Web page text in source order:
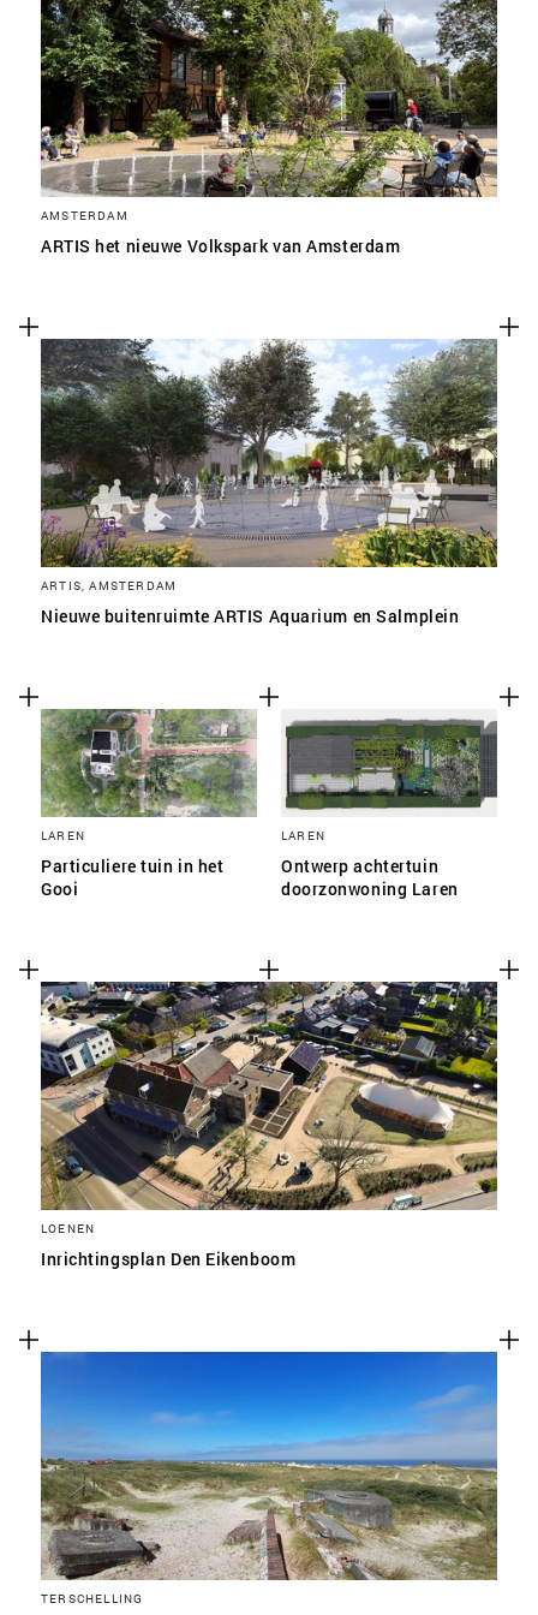
AMSTERDAM
ARTIS het nieuwe Volkspark van Amsterdam
ARTIS, AMSTERDAM
Nieuwe buitenruimte ARTIS Aquarium en Salmplein
LAREN
Particuliere tuin in het
Gooi
LAREN
Ontwerp achtertuin
doorzonwoning Laren
LOENEN
Inrichtingsplan Den Eikenboom
TERSCHELLING
SLA VOORKEUREN OP